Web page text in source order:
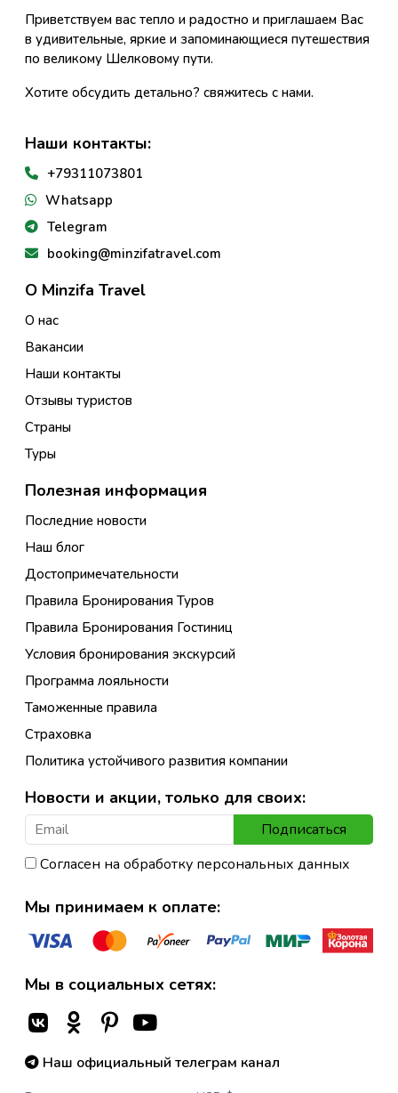
Приветствуем вас тепло и радостно и приглашаем Вас
в удивительные, яркие и запоминающиеся путешествия
по великому Шелковому пути.
Хотите обсудить детально? свяжитесь с нами.
Наши контакты:
+79311073801
Whatsapp
Telegram
booking@minzifatravel.com
О Minzifa Travel
О нас
Вакансии
Наши контакты
Отзывы туристов
Страны
Туры
Полезная информация
Последние новости
Наш блог
Достопримечательности
Правила Бронирования Туров
Правила Бронирования Гостиниц
Условия бронирования экскурсий
Программа лояльности
Таможенные правила
Страховка
Политика устойчивого развития компании
Новости и акции, только для своих:
Подписаться
Согласен на обработку персональных данных
Мы принимаем к оплате:
Мы в социальных сетях:
Наш официальный телеграм канал